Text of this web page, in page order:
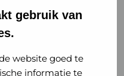
gebruik van
website goed te
informatie te